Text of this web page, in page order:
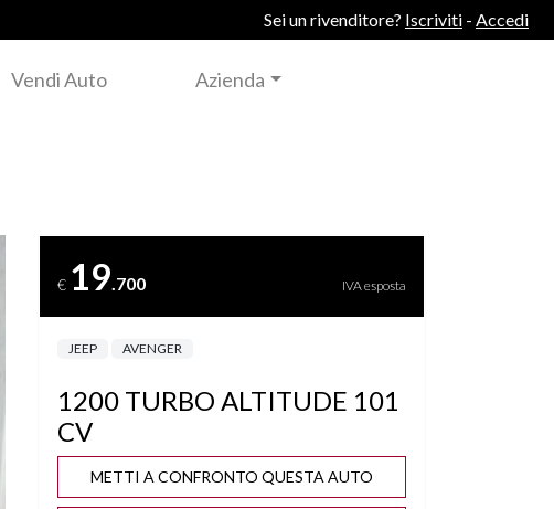
Sei un rivenditore? Iscriviti - Accedi
Vendi Auto Azienda
€ 19.700 IVA esposta
JEEP AVENGER
1200 TURBO ALTITUDE 101
CV
METTI A CONFRONTO QUESTA AUTO